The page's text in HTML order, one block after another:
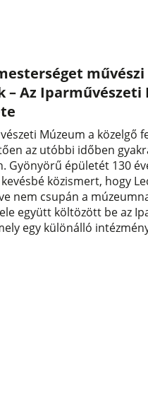
– Az Iparművészeti
Múzeum a közelgő
az utóbbi időben
Gyönyörű épületét 130
közismert, hogy
nem csupán a
együtt költözött be az
egy különálló